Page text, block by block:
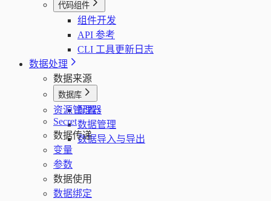
代码组件
组件开发
API 参考
CLI 工具更新日志
数据处理
数据来源
数据库
配置
数据管理
数据导入与导出
资源管理器
Secret
数据传递
变量
参数
数据使用
数据绑定